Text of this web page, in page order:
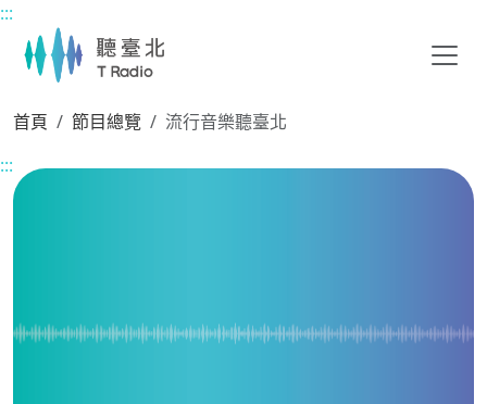
主要內容區塊
:::
首頁 節目總覽
流行音樂聽臺北
:::